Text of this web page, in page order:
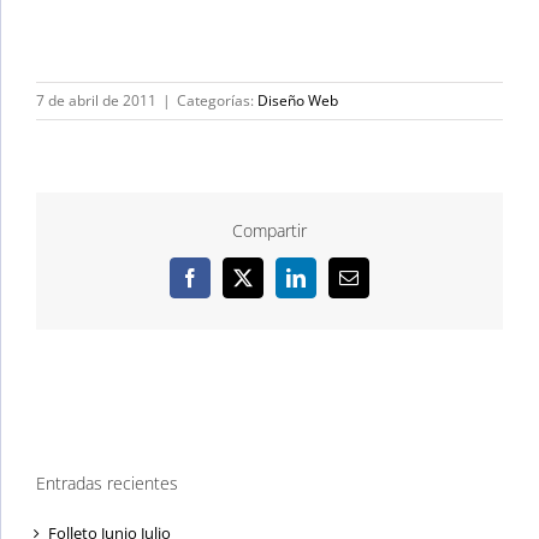
7 de abril de 2011 | Categorías: Diseño Web
Compartir
Facebook
X LinkedInCorreo
electrónico
Entradas recientes
Folleto Junio Julio